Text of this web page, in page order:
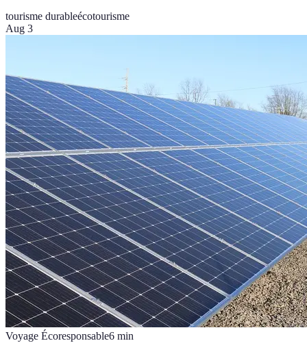
tourisme durableécotourisme
Aug 3
Voyage Écoresponsable6 min